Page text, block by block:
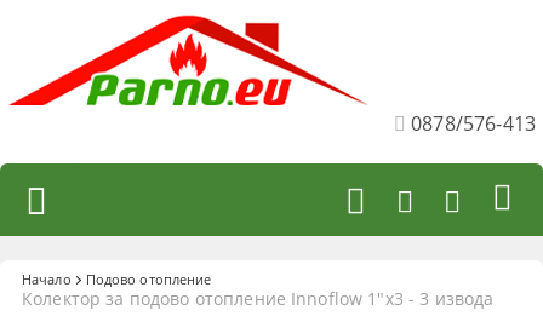
0878/576-413
Начало Подово отопление
Колектор за подово отопление Innoflow 1"х3 - 3 извода